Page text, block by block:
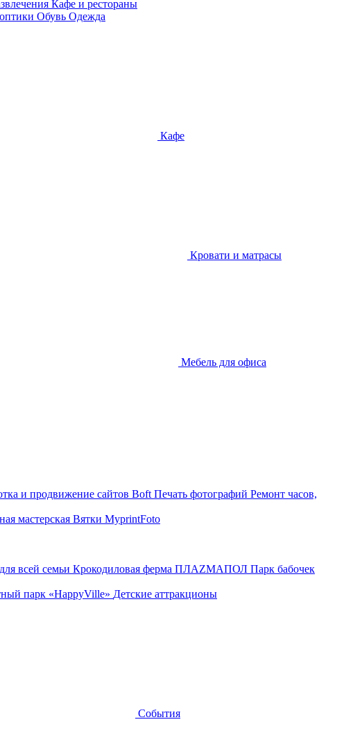
Кафе и рестораны
Обувь Одежда
Кафе
Кровати и матрасы
Мебель для офиса
и продвижение сайтов Boft Печать фотографий Ремонт часов,
мастерская Вятки MyprintFoto
всей семьи Крокодиловая ферма ПЛАZМАПОЛ Парк бабочек
парк «HappyVille» Детские аттракционы
События